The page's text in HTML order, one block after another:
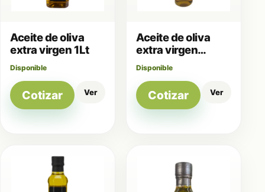
Aceite de oliva
extra virgen 1Lt
Disponible
Cotizar Ver
Aceite de oliva
extra virgen
250ml
Disponible
Cotizar Ver